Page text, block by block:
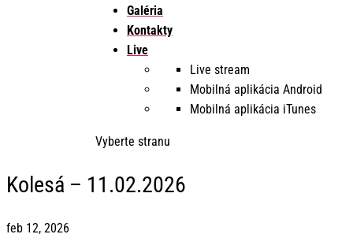
Galéria
Kontakty
Live
Live stream
Mobilná aplikácia Android
Mobilná aplikácia iTunes
Vyberte stranu
Kolesá – 11.02.2026
feb 12, 2026